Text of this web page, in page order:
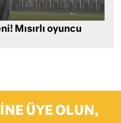
Mısırlı oyuncu
ÜYE OLUN,